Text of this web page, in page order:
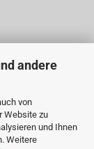
andere
von
Website zu
und Ihnen
Weitere